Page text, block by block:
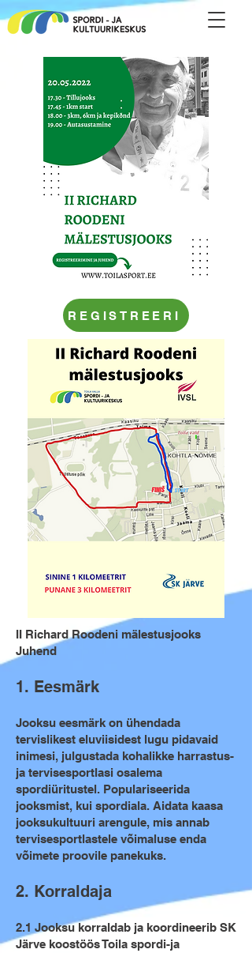
REGISTREERI
II Richard Roodeni mälestusjooks
Juhend
1. Eesmärk
Jooksu eesmärk on ühendada
tervislikest eluviisidest lugu pidavaid
inimesi, julgustada kohalikke harrastus-
ja tervisesportlasi osalema
spordiüritustel. Populariseerida
jooksmist, kui spordiala. Aidata kaasa
jooksukultuuri arengule, mis annab
tervisesportlastele võimaluse enda
võimete proovile panekuks.
2. Korraldaja
2.1 Jooksu korraldab ja koordineerib SK
Järve koostöös Toila spordi-ja